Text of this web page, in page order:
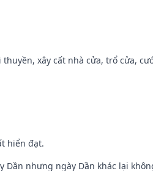
xây cất nhà cửa, trổ cửa,
hiển đạt.
Dần nhưng ngày Dần khác lại